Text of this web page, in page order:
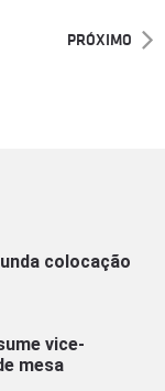
PRÓXIMO
colocação
vice-
mesa